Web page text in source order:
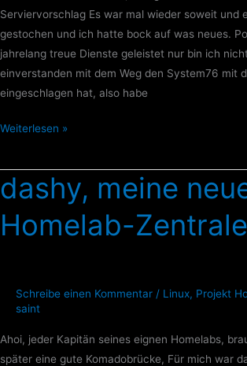
Serviervorschlag Es war mal wieder soweit und
gestochen und ich hatte bock auf was neues.
jahrelang treue Dienste geleistet nur bin ich
einverstanden mit dem Weg den System76 mit
eingeschlagen hat, also habe
Weiterlesen »
dashy, meine
Homelab-Zentrale
Schreibe einen Kommentar / Linux, Projekt
saint
Ahoi, jeder Kapitän seines eignen Homelabs,
später eine gute Komadobrücke, Für mich war
dashy,
meine
neue
Homelab-